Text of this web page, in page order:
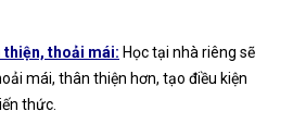
thoải mái: Học tại nhà riêng sẽ
mái, thân thiện hơn, tạo điều kiện
thức.